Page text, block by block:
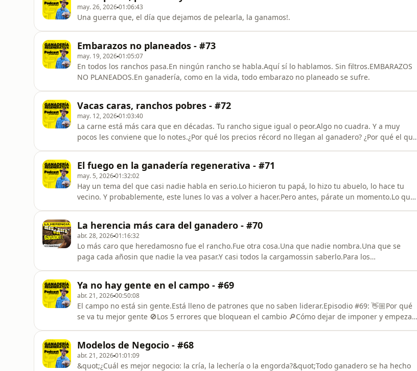
may. 26, 202601:06:43
Una guerra que, el día que dejamos de pelearla, la ganamos!.
Embarazos no planeados - #73
may. 19, 202601:05:07
En todos los ranchos pasa.En ningún rancho se habla.Aquí sí lo hablamos. Sin filtros.EMBARAZOS
NO PLANEADOS.En ganadería, como en la vida, todo embarazo no planeado se sufre.
Vacas caras, ranchos pobres - #72
may. 12, 202601:03:40
La carne está más cara que en décadas. Tu rancho sigue igual o peor.Algo no cuadra. Y a muy
pocos les conviene que lo notes.¿Por qué los precios récord no llegan al ganadero? ¿Por qué el que
abrir. Si cree
El fuego en la ganadería regenerativa - #71
may. 5, 202601:32:02
Hay un tema del que casi nadie habla en serio.Lo hicieron tu papá, lo hizo tu abuelo, lo hace tu
vecino. Y probablemente, este lunes lo vas a volver a hacer.Pero antes, párate un momento.Lo que
La herencia más cara del ganadero - #70
abr. 28, 202601:16:32
Lo más caro que heredamosno fue el rancho.Fue otra cosa.Una que nadie nombra.Una que se
paga cada añosin que nadie la vea pasar.Y casi todos la cargamossin saberlo.Para los
Ya no hay gente en el campo - #69
abr. 21, 202600:50:08
El campo no está sin gente.Está lleno de patrones que no saben liderar.Episodio #69: 👋🏼Por qué
se va tu mejor gente 🚫Los 5 errores que bloquean el cambio 🔎Cómo dejar de imponer y empezar
Modelos de Negocio - #68
abr. 21, 202601:01:09
&quot;¿Cuál es mejor negocio: la cría, la lechería o la engorda?&quot;Todo ganadero se ha hecho